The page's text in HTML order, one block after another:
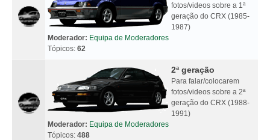
fotos/videos sobre a 1ª
geração do CRX (1985-
1987)
Moderador: Equipa de Moderadores
Tópicos: 62
2ª geração
Para falar/colocarem
fotos/videos sobre a 2ª
geração do CRX (1988-
1991)
Moderador: Equipa de Moderadores
Tópicos: 488